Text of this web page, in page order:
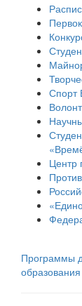
Спорт
Центр
Программы
образования